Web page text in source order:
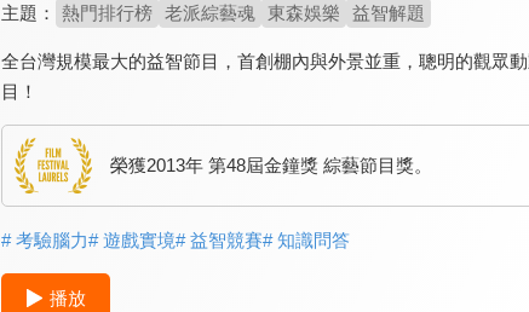
主題： 熱門排行榜 老派綜藝魂 東森娛樂 益智解題
全台灣規模最大的益智節目，首創棚內與外景並重，聰明的觀眾
目！
榮獲2013年 第48屆金鐘獎 綜藝節目獎。
# 考驗腦力# 遊戲實境# 益智競賽# 知識問答
播放